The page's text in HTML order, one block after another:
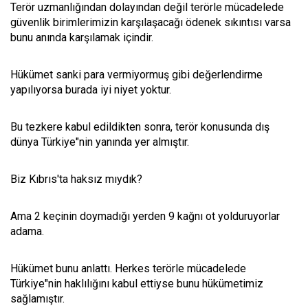
Terör uzmanlığından dolayından değil terörle mücadelede
güvenlik birimlerimizin karşılaşacağı ödenek sıkıntısı varsa
bunu anında karşılamak içindir.
Hükümet sanki para vermiyormuş gibi değerlendirme
yapılıyorsa burada iyi niyet yoktur.
Bu tezkere kabul edildikten sonra, terör konusunda dış
dünya Türkiye"nin yanında yer almıştır.
Biz Kıbrıs'ta haksız mıydık?
Ama 2 keçinin doymadığı yerden 9 kağnı ot yolduruyorlar
adama.
Hükümet bunu anlattı. Herkes terörle mücadelede
Türkiye"nin haklılığını kabul ettiyse bunu hükümetimiz
sağlamıştır.